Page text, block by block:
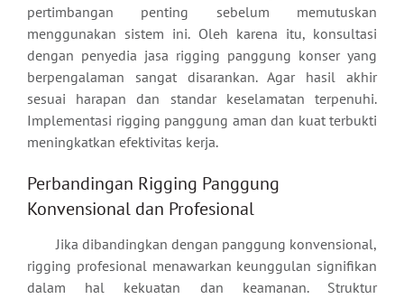
pertimbangan penting sebelum memutuskan
menggunakan sistem ini. Oleh karena itu, konsultasi
dengan penyedia jasa rigging panggung konser yang
berpengalaman sangat disarankan. Agar hasil akhir
sesuai harapan dan standar keselamatan terpenuhi.
Implementasi rigging panggung aman dan kuat terbukti
meningkatkan efektivitas kerja.
Perbandingan Rigging Panggung
Konvensional dan Profesional
Jika dibandingkan dengan panggung konvensional,
rigging profesional menawarkan keunggulan signifikan
dalam hal kekuatan dan keamanan. Struktur